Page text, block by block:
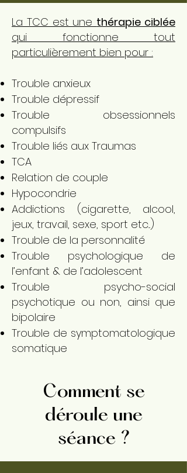
La TCC est une thérapie ciblée
qui fonctionne tout
particulièrement bien pour :
Trouble anxieux
Trouble dépressif
Trouble obsessionnels
compulsifs
Trouble liés aux Traumas
TCA
Relation de couple
Hypocondrie
Addictions (cigarette, alcool,
jeux, travail, sexe, sport etc...)
Trouble de la personnalité
Trouble psychologique de
l’enfant & de l’adolescent
Trouble psycho-social
psychotique ou non, ainsi que
bipolaire
Trouble de symptomatologique
somatique
Comment se
déroule une
séance ?